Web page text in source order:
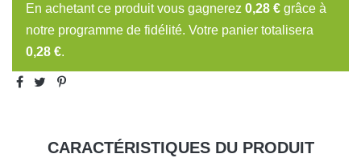
En achetant ce produit vous gagnerez 0,28 € grâce à
notre programme de fidélité. Votre panier totalisera
0,28 €.
CARACTÉRISTIQUES DU PRODUIT